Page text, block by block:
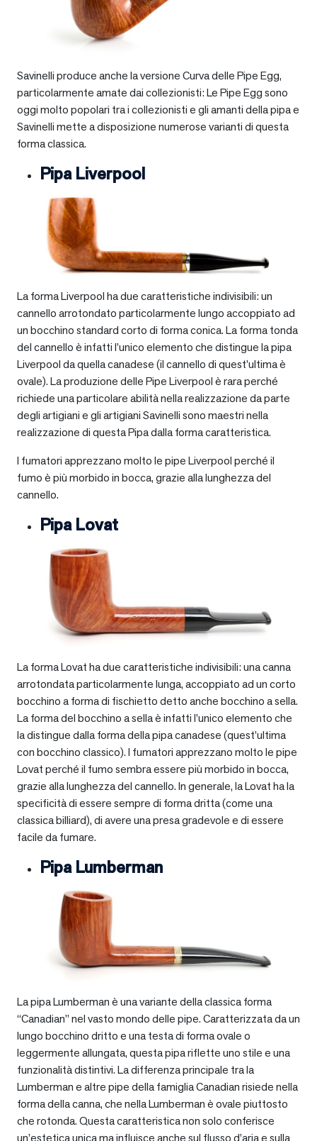
Savinelli produce anche la versione Curva delle Pipe Egg,
particolarmente amate dai collezionisti: Le Pipe Egg sono
oggi molto popolari tra i collezionisti e gli amanti della pipa e
Savinelli mette a disposizione numerose varianti di questa
forma classica.
Pipa Liverpool
La forma Liverpool ha due caratteristiche indivisibili: un
cannello arrotondato particolarmente lungo accoppiato ad
un bocchino standard corto di forma conica. La forma tonda
del cannello è infatti l’unico elemento che distingue la pipa
Liverpool da quella canadese (il cannello di quest’ultima è
ovale). La produzione delle Pipe Liverpool è rara perché
richiede una particolare abilità nella realizzazione da parte
degli artigiani e gli artigiani Savinelli sono maestri nella
realizzazione di questa Pipa dalla forma caratteristica.
I fumatori apprezzano molto le pipe Liverpool perché il
fumo è più morbido in bocca, grazie alla lunghezza del
cannello.
Pipa Lovat
La forma Lovat ha due caratteristiche indivisibili: una canna
arrotondata particolarmente lunga, accoppiato ad un corto
bocchino a forma di fischietto detto anche bocchino a sella.
La forma del bocchino a sella è infatti l’unico elemento che
la distingue dalla forma della pipa canadese (quest’ultima
con bocchino classico). I fumatori apprezzano molto le pipe
Lovat perché il fumo sembra essere più morbido in bocca,
grazie alla lunghezza del cannello. In generale, la Lovat ha la
specificità di essere sempre di forma dritta (come una
classica billiard), di avere una presa gradevole e di essere
facile da fumare.
Pipa Lumberman
La pipa Lumberman è una variante della classica forma
“Canadian” nel vasto mondo delle pipe. Caratterizzata da un
lungo bocchino dritto e una testa di forma ovale o
leggermente allungata, questa pipa riflette uno stile e una
funzionalità distintivi. La differenza principale tra la
Lumberman e altre pipe della famiglia Canadian risiede nella
forma della canna, che nella Lumberman è ovale piuttosto
che rotonda. Questa caratteristica non solo conferisce
un’estetica unica ma influisce anche sul flusso d’aria e sulla